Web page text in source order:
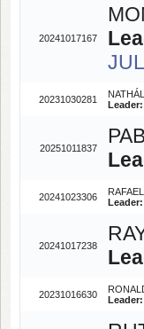
20241017167
20231030281
Leader:
20251011837
20241023306
Leader:
20241017238
20231016630
Leader: